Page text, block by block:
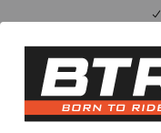
Alle Produkte
Mein Konto
Suchen